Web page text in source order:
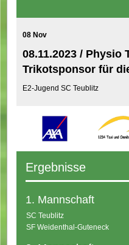
08 Nov
08.11.2023 / Physio
Trikotsponsor für
E2-Jugend SC Teublitz
Ergebnisse
1. Mannschaft
SC Teublitz
SF Weidenthal-Guteneck